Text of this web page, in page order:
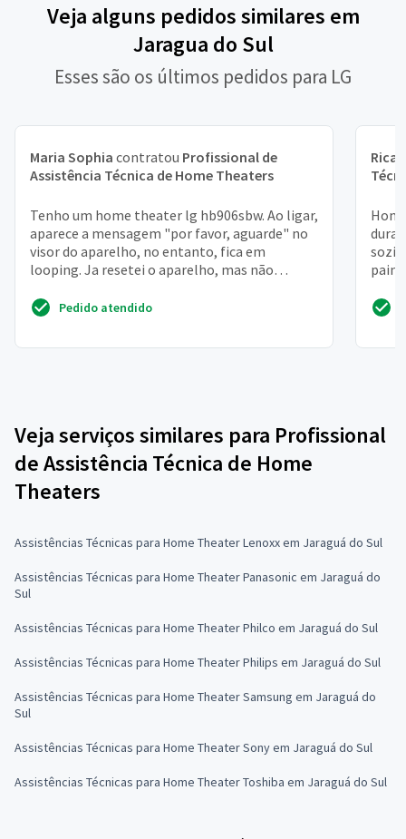
Veja alguns pedidos similares em
Jaragua do Sul
Esses são os últimos pedidos para LG
Maria Sophia contratou Profissional de
Assistência Técnica de Home Theaters
Tenho um home theater lg hb906sbw. Ao ligar,
aparece a mensagem "por favor, aguarde" no
visor do aparelho, no entanto, fica em
looping. Ja resetei o aparelho, mas não
Pedido atendido
Veja serviços similares para Profissional
de Assistência Técnica de Home
Theaters
Assistências Técnicas para Home Theater Lenoxx em Jaraguá do Sul
Assistências Técnicas para Home Theater Panasonic em Jaraguá do
Sul
Assistências Técnicas para Home Theater Philco em Jaraguá do Sul
Assistências Técnicas para Home Theater Philips em Jaraguá do Sul
Assistências Técnicas para Home Theater Samsung em Jaraguá do
Sul
Assistências Técnicas para Home Theater Sony em Jaraguá do Sul
Assistências Técnicas para Home Theater Toshiba em Jaraguá do Sul